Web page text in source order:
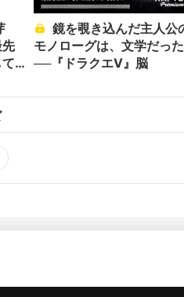
鏡を覗き込んだ主人公の
モノローグは、文学だった
──『ドラクエV』脳